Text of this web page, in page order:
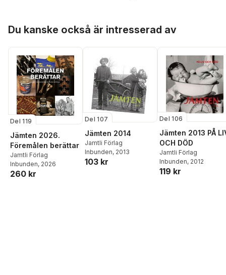
Du kanske också är intresserad av
Del 119
Jämten 2026.
Föremålen berättar
Jamtli Förlag
Inbunden, 2026
260 kr
Del 107
Jämten 2014
Jamtli Förlag
Inbunden, 2013
103 kr
Del 106
Jämten 2013 PÅ
OCH DÖD
Jamtli Förlag
Inbunden, 2012
119 kr